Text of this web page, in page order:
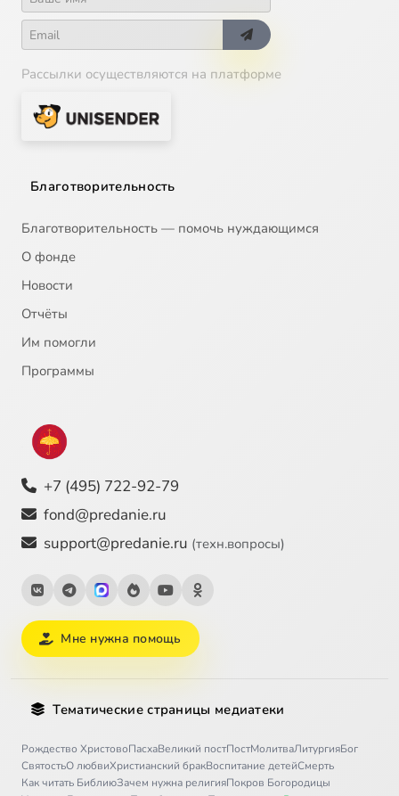
Рассылки осуществляются на платформе
Благотворительность
Благотворительность — помочь нуждающимся
О фонде
Новости
Отчёты
Им помогли
Программы
+7 (495) 722-92-79
fond@predanie.ru
support@predanie.ru (техн.вопросы)
Мне нужна помощь
Тематические страницы медиатеки
Рождество ХристовоПасхаВеликий постПостМолитваЛитургияБог
СвятостьО любвиХристианский бракВоспитание детейСмерть
Как читать БиблиюЗачем нужна религияПокров Богородицы